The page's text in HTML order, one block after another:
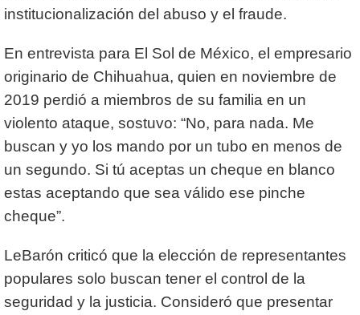
institucionalización del abuso y el fraude.
En entrevista para El Sol de México, el empresario
originario de Chihuahua, quien en noviembre de
2019 perdió a miembros de su familia en un
violento ataque, sostuvo: “No, para nada. Me
buscan y yo los mando por un tubo en menos de
un segundo. Si tú aceptas un cheque en blanco
estas aceptando que sea válido ese pinche
cheque”.
LeBarón criticó que la elección de representantes
populares solo buscan tener el control de la
seguridad y la justicia. Consideró que presentar